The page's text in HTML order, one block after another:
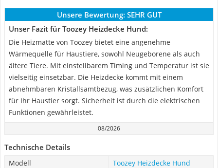
Unsere Bewertung: SEHR GUT
Unser Fazit für Toozey Heizdecke Hund:
Die Heizmatte von Toozey bietet eine angenehme
Wärmequelle für Haustiere, sowohl Neugeborene als auch
ältere Tiere. Mit einstellbarem Timing und Temperatur ist sie
vielseitig einsetzbar. Die Heizdecke kommt mit einem
abnehmbaren Kristallsamtbezug, was zusätzlichen Komfort
für Ihr Haustier sorgt. Sicherheit ist durch die elektrischen
Funktionen gewährleistet.
08/2026
Technische Details
Modell
Toozey Heizdecke Hund